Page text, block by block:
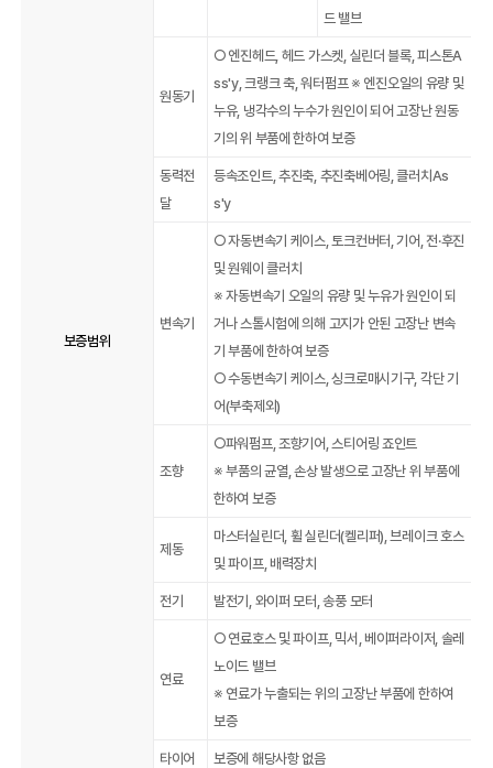
보증범위
드 밸브
원동기
○ 엔진헤드, 헤드 가스켓, 실린더 블록, 피스톤A
ss'y, 크랭크 축, 워터펌프 ※ 엔진오일의 유량 및
누유, 냉각수의 누수가 원인이 되어 고장난 원동
기의 위 부품에 한하여 보증
동력전
달
등속조인트, 추진축, 추진축베어링, 클러치As
s'y
변속기
○ 자동변속기 케이스, 토크컨버터, 기어, 전·후진
및 원웨이 클러치
※ 자동변속기 오일의 유량 및 누유가 원인이 되
거나 스톨시험에 의해 고지가 안된 고장난 변속
기 부품에 한하여 보증
○ 수동변속기 케이스, 싱크로매시기구, 각단 기
어(부축제외)
조향
○파워펌프, 조향기어, 스티어링 죠인트
※ 부품의 균열, 손상 발생으로 고장난 위 부품에
한하여 보증
제동
마스터실린더, 휠 실린더(켈리퍼), 브레이크 호스
및 파이프, 배력장치
전기 발전기, 와이퍼 모터, 송풍 모터
연료
○ 연료호스 및 파이프, 믹서, 베이퍼라이저, 솔레
노이드 밸브
※ 연료가 누출되는 위의 고장난 부품에 한하여
보증
타이어 보증에 해당사항 없음